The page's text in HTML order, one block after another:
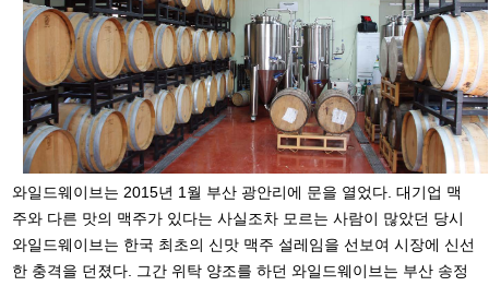
와일드웨이브는 2015년 1월 부산 광안리에 문을 열었다. 대기업 맥
주와 다른 맛의 맥주가 있다는 사실조차 모르는 사람이 많았던 당시
와일드웨이브는 한국 최초의 신맛 맥주 설레임을 선보여 시장에 신선
한 충격을 던졌다. 그간 위탁 양조를 하던 와일드웨이브는 부산 송정